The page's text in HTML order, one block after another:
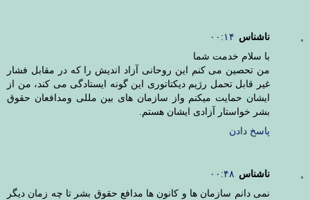
ناشناس ۰۰:۱۴
با سلام خدمت شما
من تحصین می کنم این روحانی آزاد اندیش را که در مقابل فشار
غیر قابل تحمل رژیم دیکتاتوری این گونه ایستادگی می کند، من از
ایشان حمایت میکنم واز سازمان های بین مللی ومدافعان حقوق
بشر خواستار آزادی ایشان هستم.
پاسخ دادن
ناشناس ۰۰:۴۸
نمی دانم سازمان ها و کانون ها مدافع حقوق بشر تا چه زمان دیگر